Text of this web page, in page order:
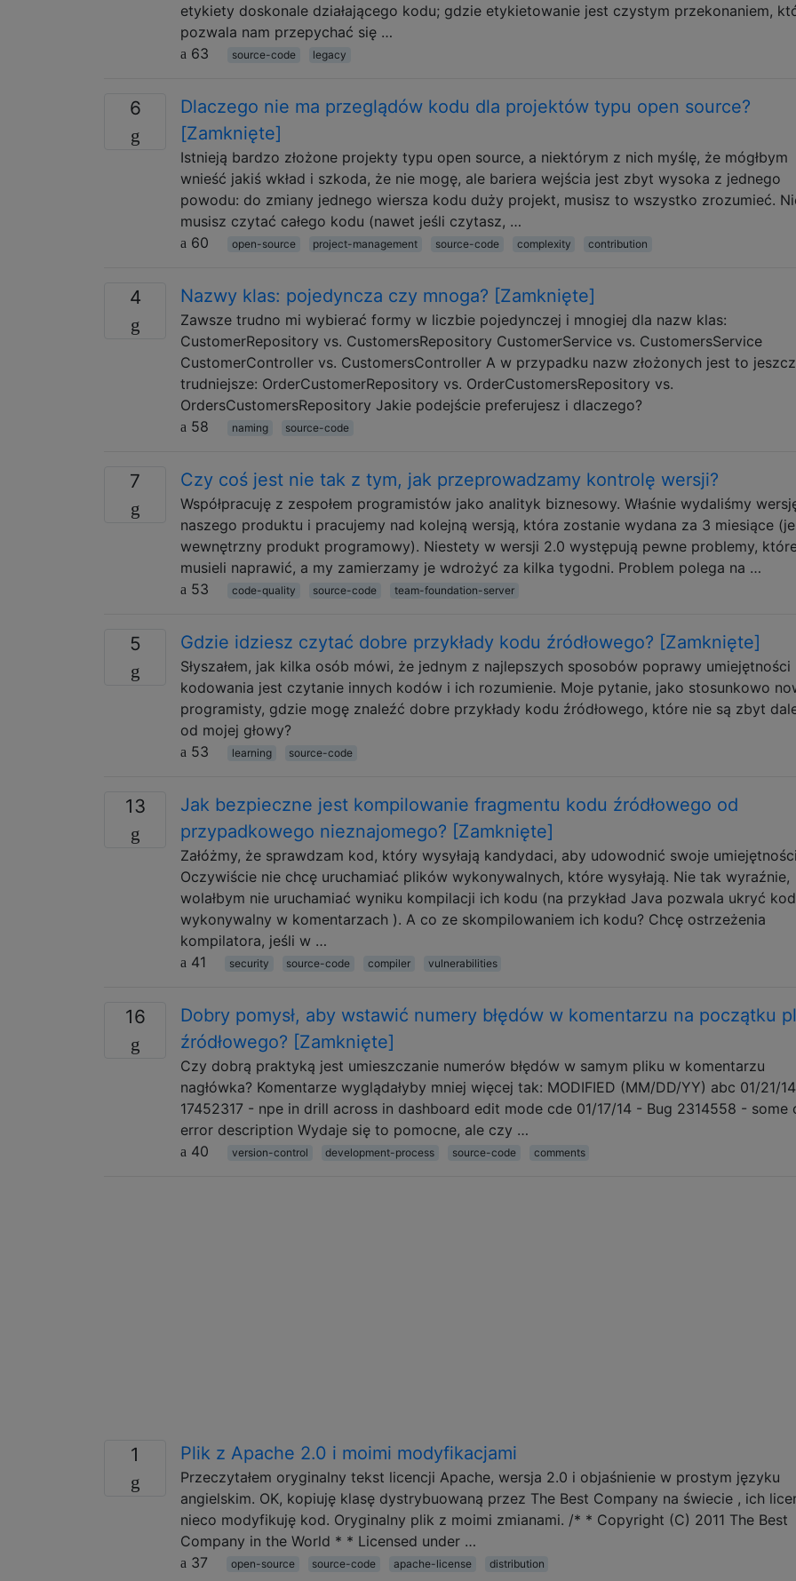
etykiety doskonale działającego kodu; gdzie etykietowanie jest czystym przekonaniem,
pozwala nam przepychać się …
63
source-code legacy
6
Dlaczego nie ma przeglądów kodu dla projektów typu open source?
[Zamknięte]
Istnieją bardzo złożone projekty typu open source, a niektórym z nich myślę, że mógłbym
wnieść jakiś wkład i szkoda, że ​​nie mogę, ale bariera wejścia jest zbyt wysoka z jednego
powodu: do zmiany jednego wiersza kodu duży projekt, musisz to wszystko zrozumieć.
musisz czytać całego kodu (nawet jeśli czytasz, …
60
open-source project-management source-code complexity contribution
4 Nazwy klas: pojedyncza czy mnoga? [Zamknięte]
Zawsze trudno mi wybierać formy w liczbie pojedynczej i mnogiej dla nazw klas:
CustomerRepository vs. CustomersRepository CustomerService vs. CustomersService
CustomerController vs. CustomersController A w przypadku nazw złożonych jest to
trudniejsze: OrderCustomerRepository vs. OrderCustomersRepository vs.
OrdersCustomersRepository Jakie podejście preferujesz i dlaczego?
58
naming source-code
7 Czy coś jest nie tak z tym, jak przeprowadzamy kontrolę wersji?
Współpracuję z zespołem programistów jako analityk biznesowy. Właśnie wydaliśmy
naszego produktu i pracujemy nad kolejną wersją, która zostanie wydana za 3 miesiące
wewnętrzny produkt programowy). Niestety w wersji 2.0 występują pewne problemy,
musieli naprawić, a my zamierzamy je wdrożyć za kilka tygodni. Problem polega na …
53
code-quality source-code team-foundation-server
5 Gdzie idziesz czytać dobre przykłady kodu źródłowego? [Zamknięte]
Słyszałem, jak kilka osób mówi, że jednym z najlepszych sposobów poprawy umiejętności
kodowania jest czytanie innych kodów i ich rozumienie. Moje pytanie, jako stosunkowo
programisty, gdzie mogę znaleźć dobre przykłady kodu źródłowego, które nie są zbyt
od mojej głowy?
53
learning source-code
13
Jak bezpieczne jest kompilowanie fragmentu kodu źródłowego od
przypadkowego nieznajomego? [Zamknięte]
Załóżmy, że sprawdzam kod, który wysyłają kandydaci, aby udowodnić swoje
Oczywiście nie chcę uruchamiać plików wykonywalnych, które wysyłają. Nie tak wyraźnie,
wolałbym nie uruchamiać wyniku kompilacji ich kodu (na przykład Java pozwala ukryć kod
wykonywalny w komentarzach ). A co ze skompilowaniem ich kodu? Chcę ostrzeżenia
kompilatora, jeśli w …
41
security source-code compiler vulnerabilities
16
Dobry pomysł, aby wstawić numery błędów w komentarzu na początku
źródłowego? [Zamknięte]
Czy dobrą praktyką jest umieszczanie numerów błędów w samym pliku w komentarzu
nagłówka? Komentarze wyglądałyby mniej więcej tak: MODIFIED (MM/DD/YY) abc 01/21/
17452317 - npe in drill across in dashboard edit mode cde 01/17/14 - Bug 2314558 - some
error description Wydaje się to pomocne, ale czy …
40
version-control development-process source-code comments
1 Plik z Apache 2.0 i moimi modyfikacjami
Przeczytałem oryginalny tekst licencji Apache, wersja 2.0 i objaśnienie w prostym języku
angielskim. OK, kopiuję klasę dystrybuowaną przez The Best Company na świecie , ich
nieco modyfikuję kod. Oryginalny plik z moimi zmianami. /* * Copyright (C) 2011 The Best
Company in the World * * Licensed under …
37
open-source source-code apache-license distribution